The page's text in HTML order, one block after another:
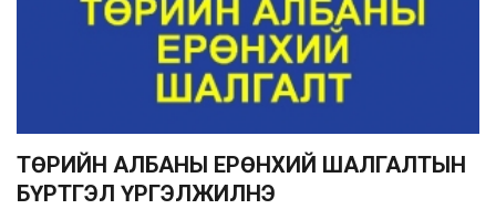
ТӨРИЙН АЛБАНЫ ЕРӨНХИЙ ШАЛГАЛТЫН
БҮРТГЭЛ ҮРГЭЛЖИЛНЭ